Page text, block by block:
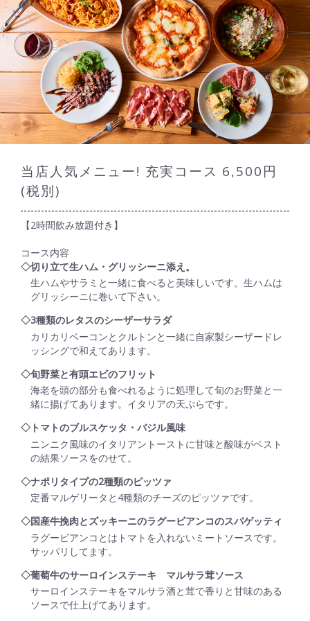
当店人気メニュー! 充実コース 6,500円
(税別)
【2時間飲み放題付き】
コース内容
◇切り立て生ハム・グリッシーニ添え。
生ハムやサラミと一緒に食べると美味しいです。生ハムは
グリッシーニに巻いて下さい。
◇3種類のレタスのシーザーサラダ
カリカリベーコンとクルトンと一緒に自家製シーザードレ
ッシングで和えてあります。
◇旬野菜と有頭エビのフリット
海老を頭の部分も食べれるように処理して旬のお野菜と一
緒に揚げてあります。イタリアの天ぷらです。
◇トマトのブルスケッタ・バジル風味
ニンニク風味のイタリアントーストに甘味と酸味がベスト
の結果ソースをのせて。
◇ナポリタイプの2種類のピッツァ
定番マルゲリータと4種類のチーズのピッツァです。
◇国産牛挽肉とズッキーニのラグービアンコのスパゲッティ
ラグービアンコとはトマトを入れないミートソースです。
サッパリしてます。
◇葡萄牛のサーロインステーキ マルサラ茸ソース
サーロインステーキをマルサラ酒と茸で香りと甘味のある
ソースで仕上げてあります。